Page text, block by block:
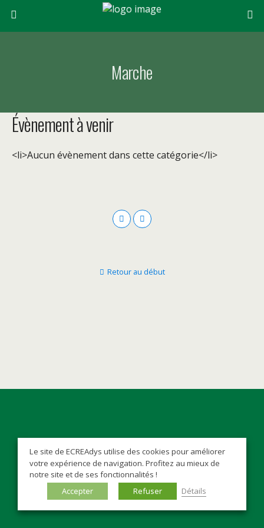
Marche
Évènement à venir
<li>Aucun évènement dans cette catégorie</li>
Le site de ECREAdys utilise des cookies pour améliorer
votre expérience de navigation. Profitez au mieux de
notre site et de ses fonctionnalités !
Accepter
Refuser Détails
Retour au début